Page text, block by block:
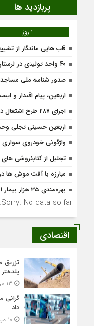
پربازدید ها
1 روز
قاب هایی ماندگار از
۴۰ واحد تولیدی در لرستان احیاء می‌شود
صدور شناسه ملی مساجد
اربعین، پیام اقتدار و
اجرای ۲۸۷ طرح اشتعال در سلسله با حمایت بنیاد برکت
اربعین حسینی تجلی
واژگونی خودروی سواری
تجلیل از کتابفروشی
مبارزه با آفت موش ها
بهره‌مندی ۳۵ هزار بیمار از خدمات داروخانه هلال‌احمر
Sorry. No data so far.
اقتصادی
پلدختر
گرانی
داد
۱۰ مرداد ۱۴۰۵ - ۱۴:۰۹